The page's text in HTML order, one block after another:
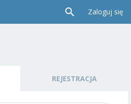
Zaloguj się
REJESTRACJA